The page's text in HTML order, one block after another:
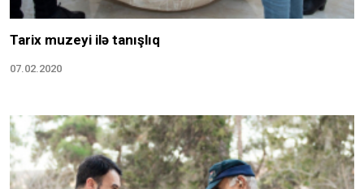
Tarix muzeyi ilə tanışlıq
07.02.2020